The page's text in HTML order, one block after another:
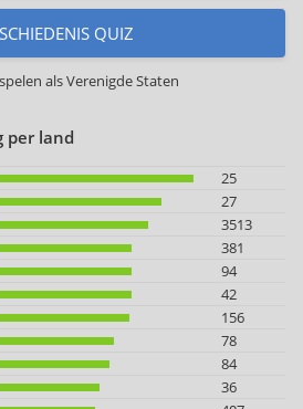
QUIZ
alsVerenigde Staten
per land
25
27
3513
381
94
42
156
78
84
36